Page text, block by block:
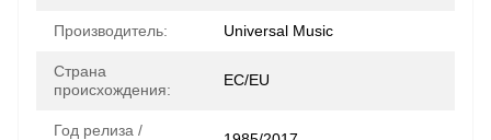
Производитель: Universal Music
Страна
происхождения:
ЕС/EU
Год релиза /